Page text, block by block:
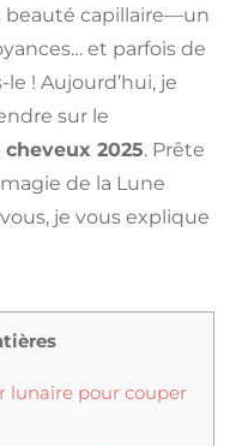
beauté capillaire—un
et parfois de
! Aujourd’hui, je
sur le
2025. Prête
de la Lune
je vous explique
lunaire pour couper